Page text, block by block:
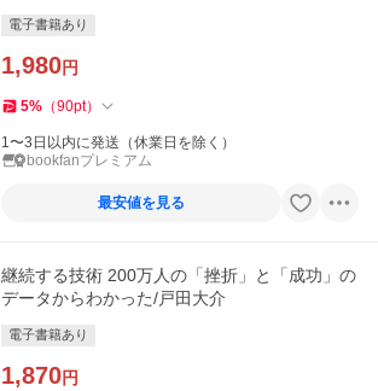
電子書籍あり
1,980円
5% （90pt）
1〜3日以内に発送（休業日を除く）
bookfanプレミアム
最安値を見る
継続する技術 200万人の「挫折」と「成功」の
データからわかった/戸田大介
電子書籍あり
1,870円